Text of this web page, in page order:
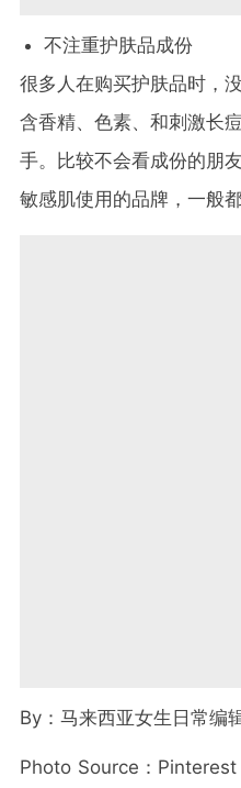
不注重护肤品成份
很多人在购买护肤品时，
含香精、色素、和刺激长
手。比较不会看成份的朋
敏感肌使用的品牌，一般
By ：马来西亚女生日常编
Photo Source ：Pinterest